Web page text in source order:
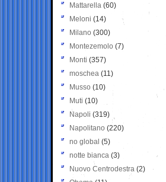
Mattarella (60)
Meloni (14)
Milano (300)
Montezemolo (7)
Monti (357)
moschea (11)
Musso (10)
Muti (10)
Napoli (319)
Napolitano (220)
no global (5)
notte bianca (3)
Nuovo Centrodestra (2)